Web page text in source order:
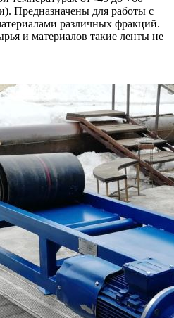
Предназначены для работы с
различных фракций.
и материалов такие ленты не